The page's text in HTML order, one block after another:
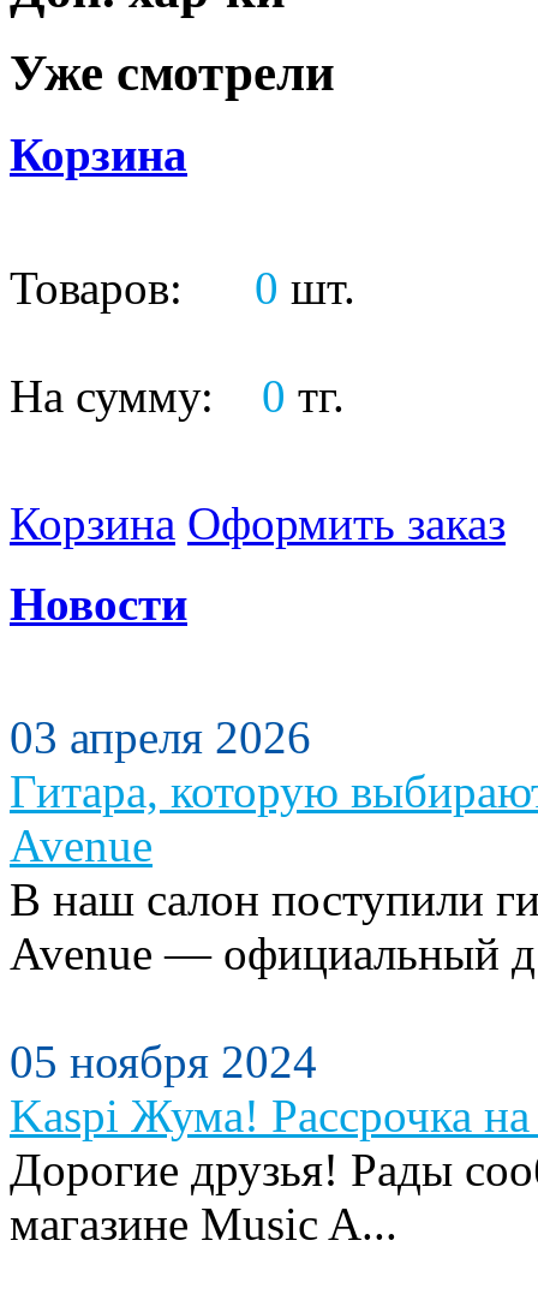
Уже смотрели
Корзина
Товаров: 0 шт.
На сумму: 0 тг.
Корзина Оформить заказ
Новости
03 апреля 2026
Гитара, которую
Avenue
В наш салон поступили
Avenue — официальный
05 ноября 2024
Kaspi Жума! Рассрочка на
Дорогие друзья! Рады
магазине Music A...